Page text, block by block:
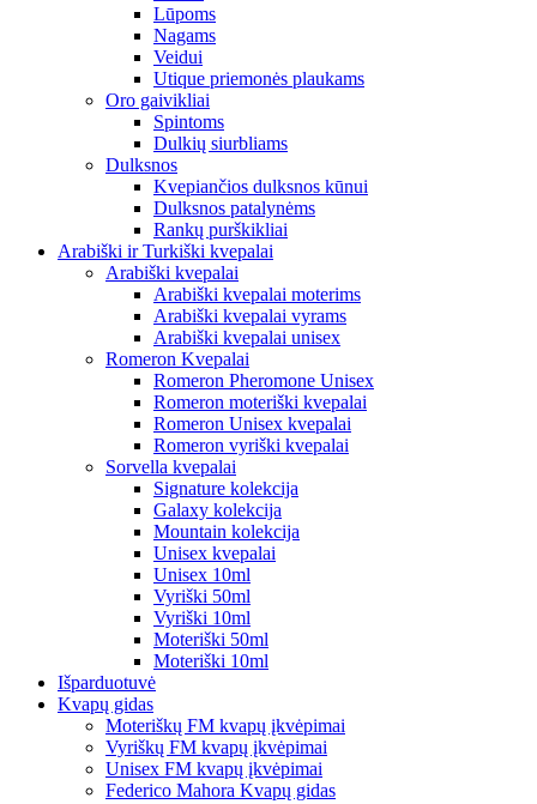
Lūpoms
Nagams
Veidui
Utique priemonės plaukams
Oro gaivikliai
Spintoms
Dulkių siurbliams
Dulksnos
Kvepiančios dulksnos kūnui
Dulksnos patalynėms
Rankų purškikliai
Arabiški ir Turkiški kvepalai
Arabiški kvepalai
Arabiški kvepalai moterims
Arabiški kvepalai vyrams
Arabiški kvepalai unisex
Romeron Kvepalai
Romeron Pheromone Unisex
Romeron moteriški kvepalai
Romeron Unisex kvepalai
Romeron vyriški kvepalai
Sorvella kvepalai
Signature kolekcija
Galaxy kolekcija
Mountain kolekcija
Unisex kvepalai
Unisex 10ml
Vyriški 50ml
Vyriški 10ml
Moteriški 50ml
Moteriški 10ml
Išparduotuvė
Kvapų gidas
Moteriškų FM kvapų įkvėpimai
Vyriškų FM kvapų įkvėpimai
Unisex FM kvapų įkvėpimai
Federico Mahora Kvapų gidas